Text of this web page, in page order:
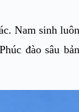
Nam sinh
đào sâu